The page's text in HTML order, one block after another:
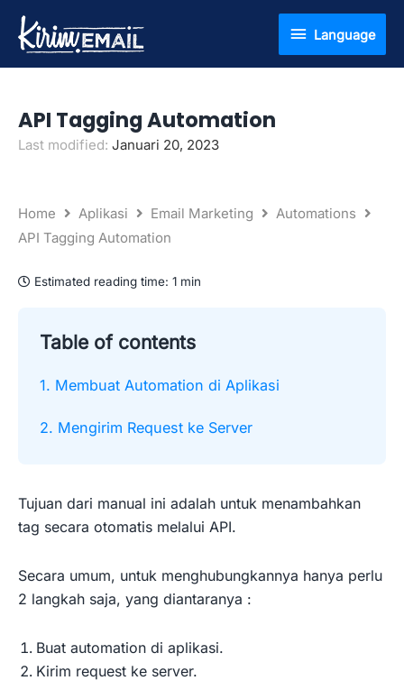
Language
Language
API Tagging Automation
Last modified: Januari 20, 2023
Home Aplikasi Email Marketing
Automations
API Tagging Automation
Estimated reading time: 1 min
Table of contents
1. Membuat Automation di Aplikasi
2. Mengirim Request ke Server
Tujuan dari manual ini adalah untuk menambahkan
tag secara otomatis melalui API.
Secara umum, untuk menghubungkannya hanya perlu
2 langkah saja, yang diantaranya :
Buat automation di aplikasi.
Kirim request ke server.